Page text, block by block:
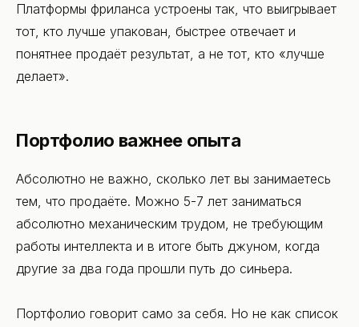
Платформы фриланса устроены так, что выигрывает
тот, кто лучше упакован, быстрее отвечает и
понятнее продаёт результат, а не тот, кто «лучше
делает».
Портфолио важнее опыта
Абсолютно не важно, сколько лет вы занимаетесь
тем, что продаёте. Можно 5-7 лет заниматься
абсолютно механическим трудом, не требующим
работы интеллекта и в итоге быть джуном, когда
другие за два года прошли путь до синьера.
Портфолио говорит само за себя. Но не как список